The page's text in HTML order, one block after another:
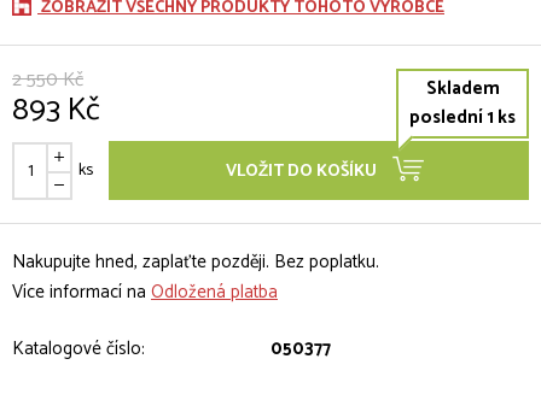
ZOBRAZIT VŠECHNY PRODUKTY TOHOTO VÝROBCE
2 550 Kč
893 Kč
Skladem
poslední 1 ks
ks VLOŽIT DO KOŠÍKU
Nakupujte hned, zaplaťte později. Bez poplatku.
Více informací na Odložená platba
Katalogové číslo:
050377